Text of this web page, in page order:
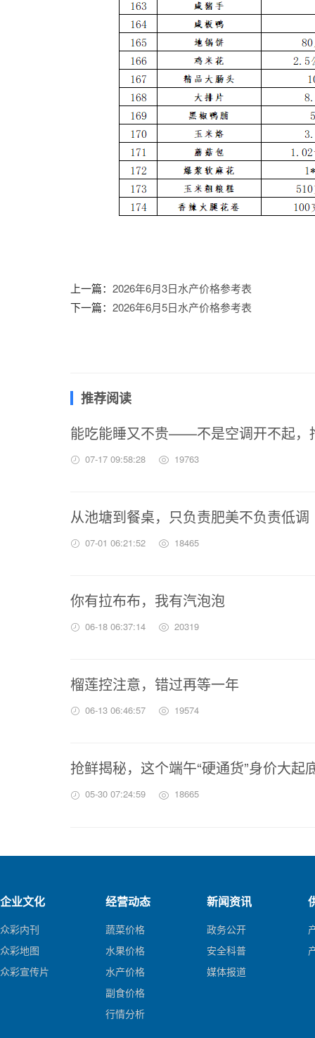
上一篇： 2026年6月3日水产价格参考表
下一篇： 2026年6月5日水产价格参考表
推荐阅读
能吃能睡又不贵——不是空调开不起，
07-17 09:58:28 19763
从池塘到餐桌，只负责肥美不负责低调
07-01 06:21:52 18465
你有拉布布，我有汽泡泡
06-18 06:37:14 20319
榴莲控注意，错过再等一年
06-13 06:46:57 19574
抢鲜揭秘，这个端午“硬通货”身价大起
05-30 07:24:59 18665
企业文化
众彩内刊
众彩地图
众彩宣传片
经营动态
蔬菜价格
水果价格
水产价格
副食价格
行情分析
新闻资讯
政务公开
安全科普
媒体报道